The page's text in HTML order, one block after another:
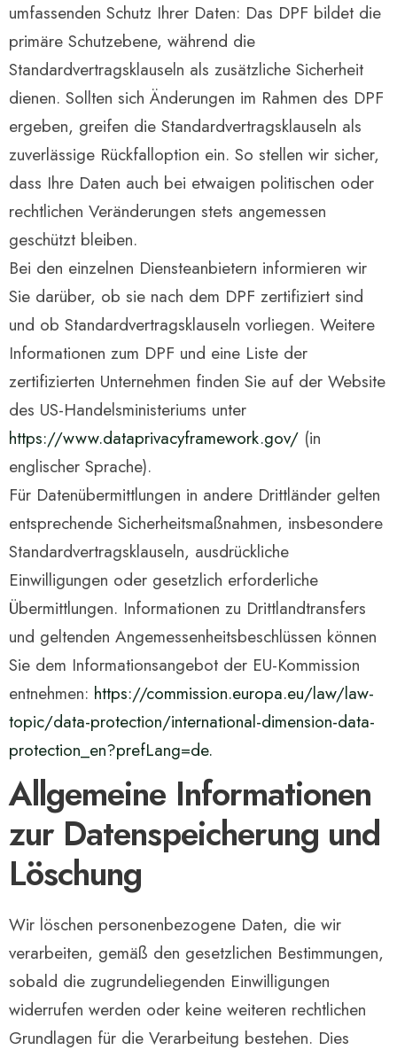
umfassenden Schutz Ihrer Daten: Das DPF bildet die
primäre Schutzebene, während die
Standardvertragsklauseln als zusätzliche Sicherheit
dienen. Sollten sich Änderungen im Rahmen des DPF
ergeben, greifen die Standardvertragsklauseln als
zuverlässige Rückfalloption ein. So stellen wir sicher,
dass Ihre Daten auch bei etwaigen politischen oder
rechtlichen Veränderungen stets angemessen
geschützt bleiben.
Bei den einzelnen Diensteanbietern informieren wir
Sie darüber, ob sie nach dem DPF zertifiziert sind
und ob Standardvertragsklauseln vorliegen. Weitere
Informationen zum DPF und eine Liste der
zertifizierten Unternehmen finden Sie auf der Website
des US-Handelsministeriums unter
https://www.dataprivacyframework.gov/ (in
englischer Sprache).
Für Datenübermittlungen in andere Drittländer gelten
entsprechende Sicherheitsmaßnahmen, insbesondere
Standardvertragsklauseln, ausdrückliche
Einwilligungen oder gesetzlich erforderliche
Übermittlungen. Informationen zu Drittlandtransfers
und geltenden Angemessenheitsbeschlüssen können
Sie dem Informationsangebot der EU-Kommission
entnehmen: https://commission.europa.eu/law/law-
topic/data-protection/international-dimension-data-
protection_en?prefLang=de.
Allgemeine Informationen
zur Datenspeicherung und
Löschung
Wir löschen personenbezogene Daten, die wir
verarbeiten, gemäß den gesetzlichen Bestimmungen,
sobald die zugrundeliegenden Einwilligungen
widerrufen werden oder keine weiteren rechtlichen
Grundlagen für die Verarbeitung bestehen. Dies